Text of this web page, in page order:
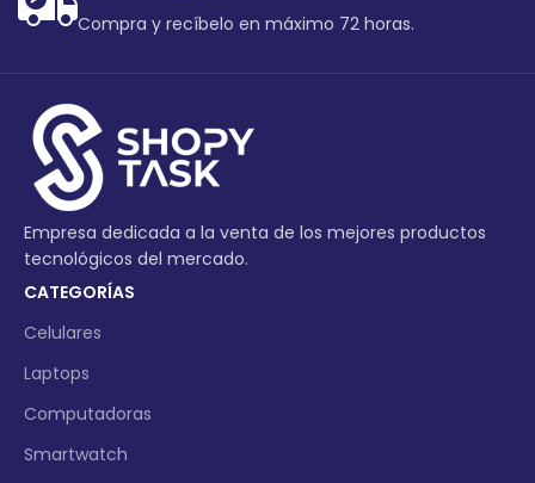
Compra y recíbelo en máximo 72 horas.
Empresa dedicada a la venta de los mejores productos
tecnológicos del mercado.
CATEGORÍAS
Celulares
Laptops
Computadoras
Smartwatch